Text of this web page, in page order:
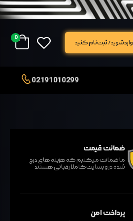
وارد شوید / ثبت نام کنید
0
02191010299
ضمانت قیمت
ما ضمانت میکنیم که هزینه های درج
شده در وبسایت کاملا رقباتی هستند
پرداخت امن